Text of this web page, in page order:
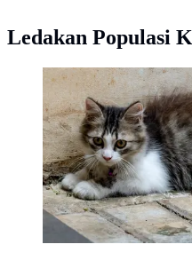
Ledakan Populasi
Kucing liar. (AFP/BAY